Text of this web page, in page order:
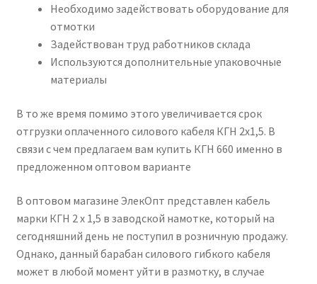
Необходимо задействовать оборудование для
отмотки
Задействован труд работников склада
Используются дополнительные упаковочные
материалы
В то же время помимо этого увеличивается срок
отгрузки оплаченного силового кабеля КГН 2х1,5. В
связи с чем предлагаем вам купить КГН 660 именно в
предложенном оптовом варианте
В оптовом магазине ЭлекОпт представлен кабель
марки КГН 2 х 1,5 в заводской намотке, который на
сегодняшний день не поступил в розничную продажу.
Однако, данный барабан силового гибкого кабеля
может в любой момент уйти в размотку, в случае